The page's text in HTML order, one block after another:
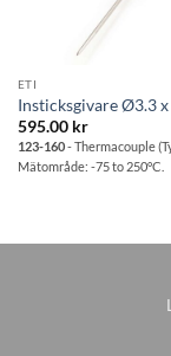
ETI
Insticksgivare Ø3.3
595.00 kr
123-160- Thermacouple
Mätområde: -75 to 250°C.